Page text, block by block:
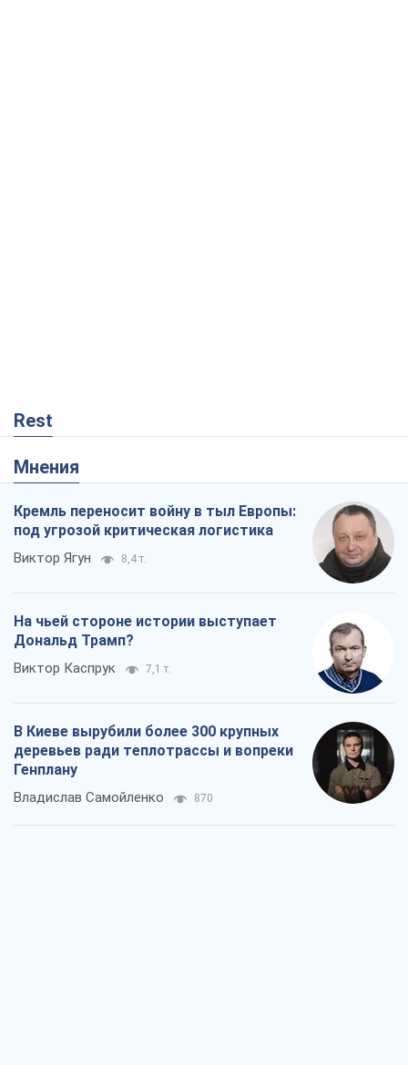
Rest
Мнения
Кремль переносит войну в тыл Европы:
под угрозой критическая логистика
Виктор Ягун 8,4 т.
На чьей стороне истории выступает
Дональд Трамп?
Виктор Каспрук 7,1 т.
В Киеве вырубили более 300 крупных
деревьев ради теплотрассы и вопреки
Генплану
Владислав Самойленко 870